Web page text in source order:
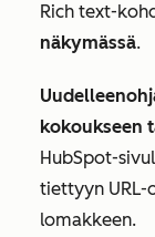
Rich text-
näkymässä.
kokoukseen
HubSpot-
tiettyyn URL-
lomakkeen.